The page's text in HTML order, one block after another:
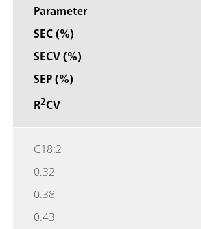
Parameter
SEC (%)
SECV (%)
SEP (%)
R2CV
C18:2
0.32
0.38
0.43